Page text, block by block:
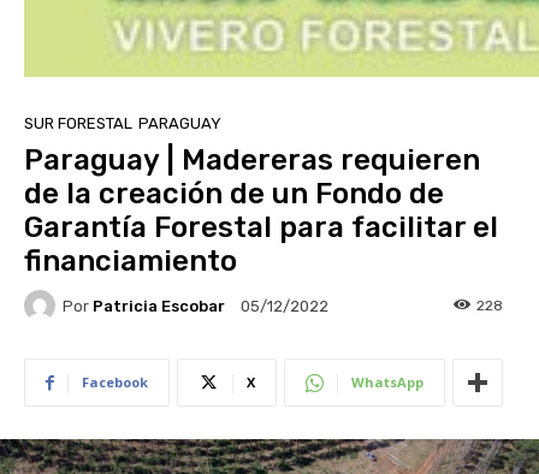
SUR FORESTAL PARAGUAY
Paraguay | Madereras requieren
de la creación de un Fondo de
Garantía Forestal para facilitar el
financiamiento
Por Patricia Escobar 05/12/2022 228
Facebook X WhatsApp